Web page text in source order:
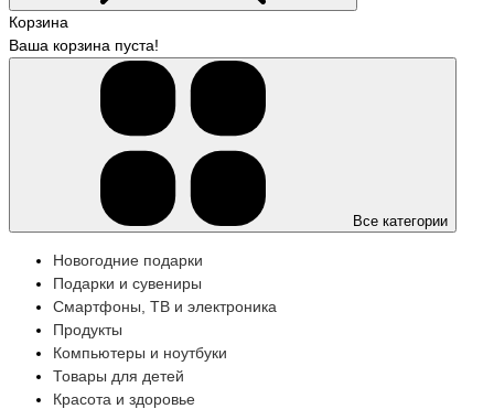
Корзина
Ваша корзина пуста!
Все категории
Новогодние подарки
Подарки и сувениры
Смартфоны, ТВ и электроника
Продукты
Компьютеры и ноутбуки
Товары для детей
Красота и здоровье